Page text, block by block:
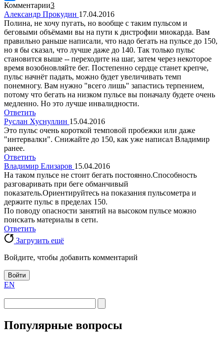
Комментарии3
Александр Прокудин 17.04.2016
Полина, не хочу пугать, но вообще с таким пульсом и
беговыми объёмами вы на пути к дистрофии миокарда. Вам
правильно раньше написали, что надо бегать на пульсе до 150,
но я бы сказал, что лучше даже до 140. Так только пульс
становится выше -- переходите на шаг, затем через некоторое
время возобновляйте бег. Постепенно сердце станет крепче,
пульс начнёт падать, можно будет увеличивать темп
понемногу. Вам нужно "всего лишь" запастись терпением,
потому что бегать на низком пульсе вы поначалу будете очень
медленно. Но это лучше инвалидности.
Ответить
Руслан Хуснуллин 15.04.2016
Это пульс очень короткой темповой пробежки или даже
"интервалки". Снижайте до 150, как уже написал Владимир
ранее.
Ответить
Владимир Елизаров 15.04.2016
На таком пульсе не стоит бегать постоянно.Способность
разговаривать при беге обманчивый
показатель.Ориентируйтесь на показания пульсометра и
держите пульс в пределах 150.
По поводу опасности занятий на высоком пульсе можно
поискать материалы в сети.
Ответить
Загрузить ещё
Войдите, чтобы добавить комментарий
Войти
EN
Популярные вопросы